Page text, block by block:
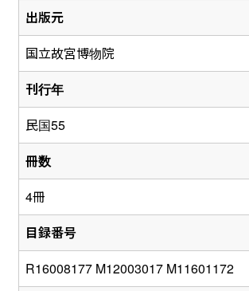
出版元
国立故宮博物院
刊行年
民国55
冊数
4冊
目録番号
R16008177 M12003017 M11601172